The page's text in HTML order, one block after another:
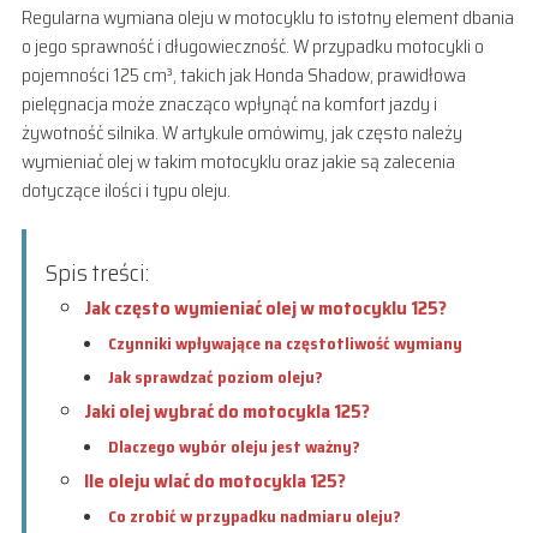
Regularna wymiana oleju w motocyklu to istotny element dbania
o jego sprawność i długowieczność. W przypadku motocykli o
pojemności 125 cm³, takich jak Honda Shadow, prawidłowa
pielęgnacja może znacząco wpłynąć na komfort jazdy i
żywotność silnika. W artykule omówimy, jak często należy
wymieniać olej w takim motocyklu oraz jakie są zalecenia
dotyczące ilości i typu oleju.
Spis treści:
Jak często wymieniać olej w motocyklu 125?
Czynniki wpływające na częstotliwość wymiany
Jak sprawdzać poziom oleju?
Jaki olej wybrać do motocykla 125?
Dlaczego wybór oleju jest ważny?
Ile oleju wlać do motocykla 125?
Co zrobić w przypadku nadmiaru oleju?